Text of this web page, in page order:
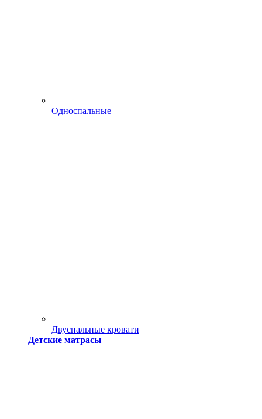
Односпальные
Двуспальные кровати
Детские матрасы